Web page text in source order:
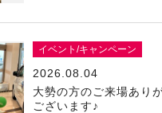
イベント/キャンペーン
2026.08.04
大勢の方のご来場あり
ございます♪